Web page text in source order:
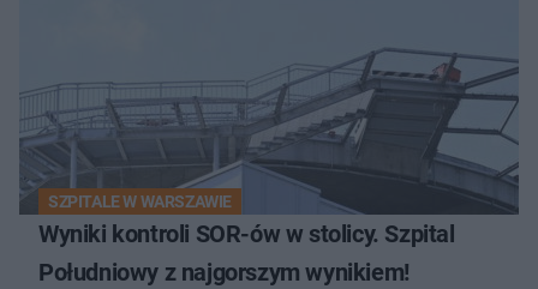
SZPITALE W WARSZAWIE
Wyniki kontroli SOR-ów w stolicy. Szpital
Południowy z najgorszym wynikiem!